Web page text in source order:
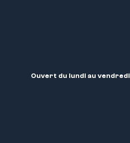
Ouvert du lundi au vendredi